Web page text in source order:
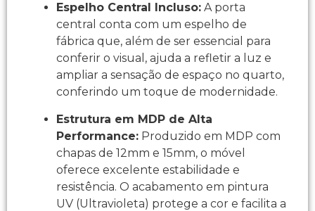
Espelho Central Incluso: A porta
central conta com um espelho de
fábrica que, além de ser essencial para
conferir o visual, ajuda a refletir a luz e
ampliar a sensação de espaço no quarto,
conferindo um toque de modernidade.
Estrutura em MDP de Alta
Performance: Produzido em MDP com
chapas de 12mm e 15mm, o móvel
oferece excelente estabilidade e
resistência. O acabamento em pintura
UV (Ultravioleta) protege a cor e facilita a